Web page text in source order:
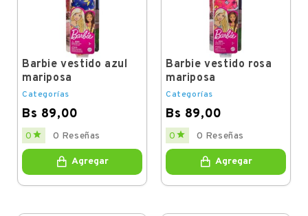
Barbie vestido azul
mariposa
Categorías
Bs 89,00
Price
0  0 Reseñas
Agregar
Barbie vestido rosa
mariposa
Categorías
Bs 89,00
Price
0  0 Reseñas
Agregar